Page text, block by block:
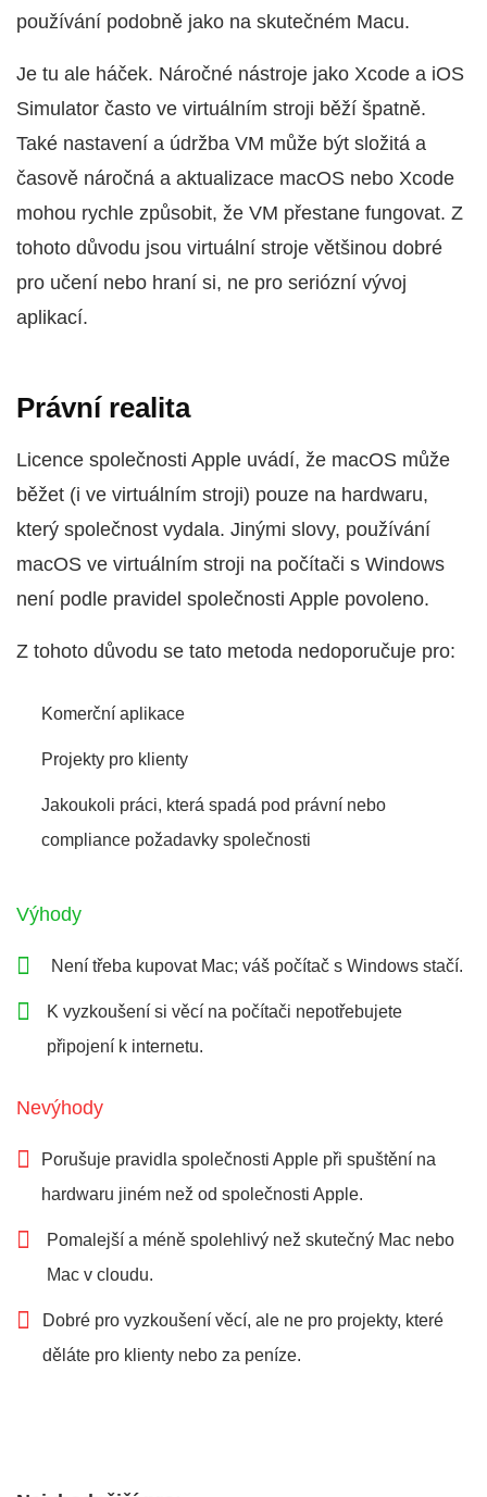
používání podobně jako na skutečném Macu.
Je tu ale háček. Náročné nástroje jako Xcode a iOS
Simulator často ve virtuálním stroji běží špatně.
Také nastavení a údržba VM může být složitá a
časově náročná a aktualizace macOS nebo Xcode
mohou rychle způsobit, že VM přestane fungovat. Z
tohoto důvodu jsou virtuální stroje většinou dobré
pro učení nebo hraní si, ne pro seriózní vývoj
aplikací.
Právní realita
Licence společnosti Apple uvádí, že macOS může
běžet (i ve virtuálním stroji) pouze na hardwaru,
který společnost vydala. Jinými slovy, používání
macOS ve virtuálním stroji na počítači s Windows
není podle pravidel společnosti Apple povoleno.
Z tohoto důvodu se tato metoda nedoporučuje pro:
Komerční aplikace
Projekty pro klienty
Jakoukoli práci, která spadá pod právní nebo
compliance požadavky společnosti
Výhody
Není třeba kupovat Mac; váš počítač s Windows stačí.
K vyzkoušení si věcí na počítači nepotřebujete
připojení k internetu.
Nevýhody
Porušuje pravidla společnosti Apple při spuštění na
hardwaru jiném než od společnosti Apple.
Pomalejší a méně spolehlivý než skutečný Mac nebo
Mac v cloudu.
Dobré pro vyzkoušení věcí, ale ne pro projekty, které
děláte pro klienty nebo za peníze.